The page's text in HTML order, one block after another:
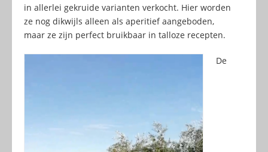
in allerlei gekruide varianten verkocht. Hier worden
ze nog dikwijls alleen als aperitief aangeboden,
maar ze zijn perfect bruikbaar in talloze recepten.
De